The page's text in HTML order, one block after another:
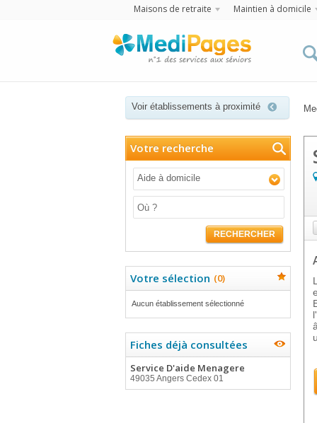
Maisons de retraite Maintien à domicile
Voir établissements à proximité
Votre recherche
Aide à domicile
RECHERCHER
Votre sélection (0)
Aucun établissement sélectionné
Fiches déjà consultées
Service D'aide Menagere
49035 Angers Cedex 01